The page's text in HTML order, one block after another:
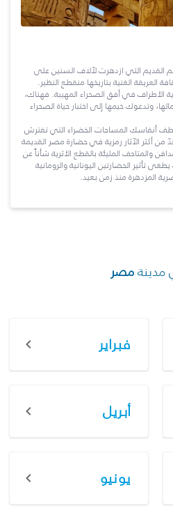
التي ازدهرت لآلاف السنين على
العريقة الغنية بتاريخها منقطع النظير.
الأطراف في أفق الصحراء المهيبة. فهناك،
وتدعوك خيمها إلى اختبار حياة الصحراء
أنفاسك المساحات الخضراء التي تفترش
من أكثر الآثار رمزية في حضارة مصر القديمة
والمتاحف المليئة بالقطع الأثرية شأناً عن
تأثير الحضارتين اليونانية والرومانية
المزدهرة منذ زمن بعيد.
مدينةمصر
فبراير
أبريل
يونيو